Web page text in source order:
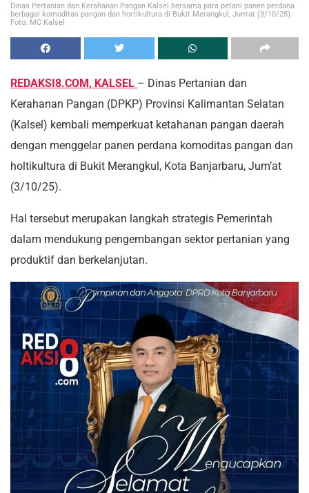
Dinas Pertanian dan Kerahanan Pangan Kalsel bersama para petani panen perdana
berbagai komoditas pangan dan hortikultura di Bukit Merangkul, Jum'at (3/10/25).
Foto: MC Kalsel
REDAKSI8.COM, KALSEL – Dinas Pertanian dan
Kerahanan Pangan (DPKP) Provinsi Kalimantan Selatan
(Kalsel) kembali memperkuat ketahanan pangan daerah
dengan menggelar panen perdana komoditas pangan dan
holtikultura di Bukit Merangkul, Kota Banjarbaru, Jum’at
(3/10/25).
Hal tersebut merupakan langkah strategis Pemerintah
dalam mendukung pengembangan sektor pertanian yang
produktif dan berkelanjutan.